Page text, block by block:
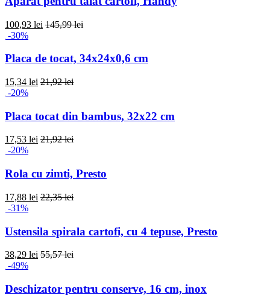
100,93 lei 145,99 lei
-30%
Placa de tocat, 34x24x0,6 cm
15,34 lei 21,92 lei
-20%
Placa tocat din bambus, 32x22 cm
17,53 lei 21,92 lei
-20%
Rola cu zimti, Presto
17,88 lei 22,35 lei
-31%
Ustensila spirala cartofi, cu 4 tepuse, Presto
38,29 lei 55,57 lei
-49%
Deschizator pentru conserve, 16 cm, inox